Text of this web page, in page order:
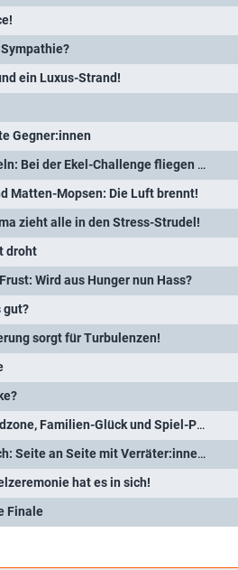
ein Luxus-Strand!
Gegner:innen
Tiere krabbeln und Menschen kabbeln: Bei der Ekel-Challenge fliegen die Fetzen!
Matten-Mopsen: Die Luft brennt!
zieht alle in den Stress-Strudel!
droht
Wird aus Hunger nun Hass?
gut?
sorgt für Turbulenzen!
Zwischen Exit und Emotionen: Friendzone, Familien-Glück und Spiel-Pech
Das letzte Abendmahl am Lost Beach: Seite an Seite mit Verräter:innen?
hat es in sich!
Finale